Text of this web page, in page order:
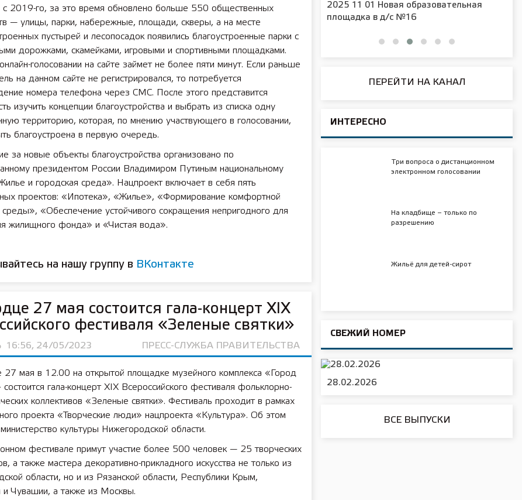
с 2019-го, за это время обновлено больше 550 общественных
— улицы, парки, набережные, площади, скверы, а на месте
пустырей и лесопосадок появились благоустроенные парки с
дорожками, скамейками, игровыми и спортивными площадками.
голосовании на сайте займет не более пяти минут. Если раньше
на данном сайте не регистрировался, то потребуется
номера телефона через СМС. После этого представится
изучить концепции благоустройства и выбрать из списка одну
территорию, которая, по мнению участвующего в голосовании,
благоустроена в первую очередь.
за новые объекты благоустройства организовано по
президентом России Владимиром Путиным национальному
и городская среда». Нацпроект включает в себя пять
проектов: «Ипотека», «Жилье», «Формирование комфортной
среды», «Обеспечение устойчивого сокращения непригодного для
жилищного фонда» и «Чистая вода».
на нашу группу в ВКонтакте
27 мая состоится гала-концерт XIX
фестиваля «Зеленые святки»
16:56, 24/05/2023 ПРЕСС-СЛУЖБА ПРАВИТЕЛЬСТВА
27 мая в 12.00 на открытой площадке музейного комплекса «Город
гала-концерт XIX Всероссийского фестиваля фольклорно-
коллективов «Зеленые святки». Фестиваль проходит в рамках
проекта «Творческие люди» нацпроекта «Культура». Об этом
культуры Нижегородской области.
фестивале примут участие более 500 человек — 25 творческих
а также мастера декоративно-прикладного искусства не только из
области, но и из Рязанской области, Республики Крым,
Чувашии, а также из Москвы.
СОШ №2
2025 11 01 Земли
2025 11 01 Новая образовательная
площадка в д/с №16
ПЕРЕЙТИ НА КАНАЛ
ИНТЕРЕСНО
Три вопроса о дистанционном
электронном голосовании
На кладбище – только по
разрешению
Жильё для детей-сирот
СВЕЖИЙ НОМЕР
28.02.2026
ВСЕ ВЫПУСКИ